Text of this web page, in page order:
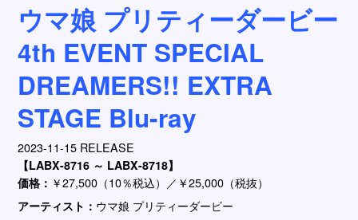
ウマ娘 プリティーダービー
4th EVENT SPECIAL
DREAMERS!! EXTRA
STAGE Blu-ray
2023-11-15 RELEASE
【LABX-8716 ～ LABX-8718】
価格： ￥27,500（10％税込）／￥25,000（税抜）
アーティスト： ウマ娘 プリティーダービー